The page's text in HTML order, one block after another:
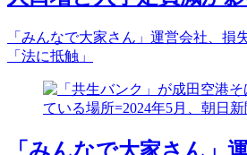
「みんなで大家さん」運営会社、
「法に抵触」